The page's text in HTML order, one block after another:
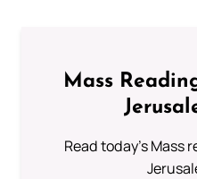
Mass
Read today's Mass